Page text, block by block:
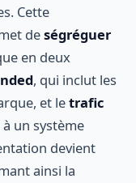
Cette
deségréguer
en deux
, qui inclut les
et letrafic
un système
devient
ainsi la